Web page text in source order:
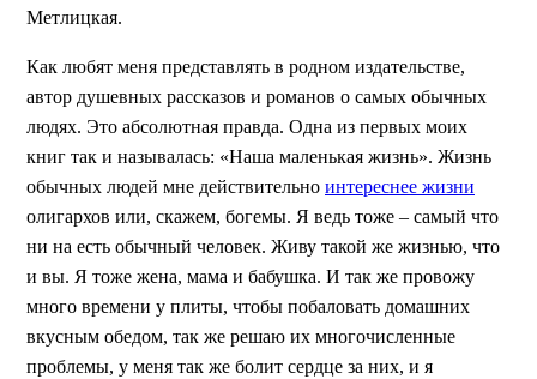
Метлицкая.
Как любят меня представлять в родном издательстве,
автор душевных рассказов и романов о самых обычных
людях. Это абсолютная правда. Одна из первых моих
книг так и называлась: «Наша маленькая жизнь». Жизнь
обычных людей мне действительно интереснее жизни
олигархов или, скажем, богемы. Я ведь тоже – самый что
ни на есть обычный человек. Живу такой же жизнью, что
и вы. Я тоже жена, мама и бабушка. И так же провожу
много времени у плиты, чтобы побаловать домашних
вкусным обедом, так же решаю их многочисленные
проблемы, у меня так же болит сердце за них, и я